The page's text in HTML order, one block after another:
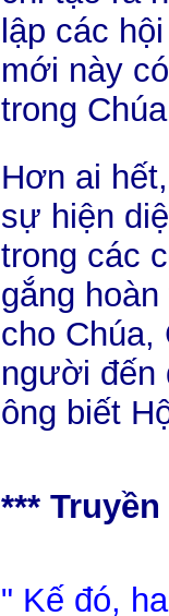
lập các
mới này
trong
Hơn ai
sự hiện
trong các
gắng
cho Chúa,
người đến
ông biết
***
" Kế đó,